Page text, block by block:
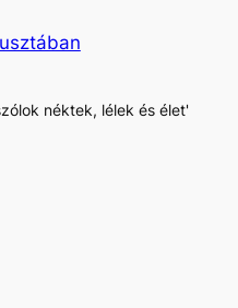
néktek, lélek és élet'